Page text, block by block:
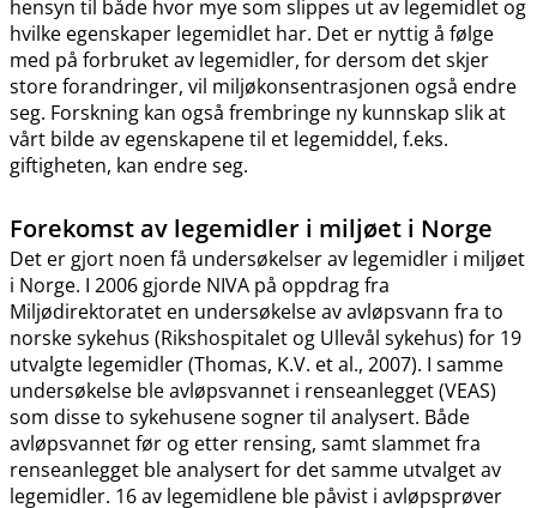
hensyn til både hvor mye som slippes ut av legemidlet og
hvilke egenskaper legemidlet har. Det er nyttig å følge
med på forbruket av legemidler, for dersom det skjer
store forandringer, vil miljøkonsentrasjonen også endre
seg. Forskning kan også frembringe ny kunnskap slik at
vårt bilde av egenskapene til et legemiddel, f.eks.
giftigheten, kan endre seg.
Forekomst av legemidler i miljøet i Norge
Det er gjort noen få undersøkelser av legemidler i miljøet
i Norge. I 2006 gjorde NIVA på oppdrag fra
Miljødirektoratet en undersøkelse av avløpsvann fra to
norske sykehus (Rikshospitalet og Ullevål sykehus) for 19
utvalgte legemidler (Thomas, K.V. et al., 2007). I samme
undersøkelse ble avløpsvannet i renseanlegget (VEAS)
som disse to sykehusene sogner til analysert. Både
avløpsvannet før og etter rensing, samt slammet fra
renseanlegget ble analysert for det samme utvalget av
legemidler. 16 av legemidlene ble påvist i avløpsprøver